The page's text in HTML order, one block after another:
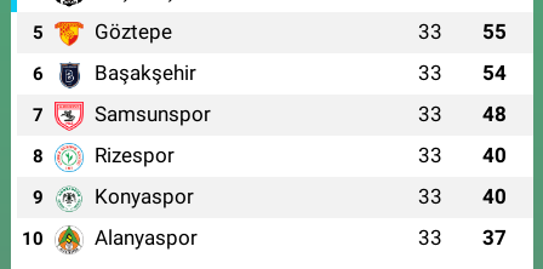
5 Göztepe 33 55
6 Başakşehir 33 54
7 Samsunspor 33 48
8 Rizespor 33 40
9 Konyaspor 33 40
10 Alanyaspor 33 37